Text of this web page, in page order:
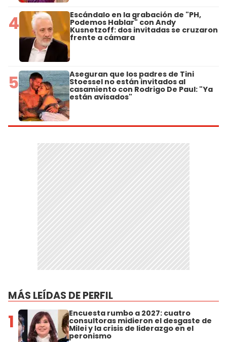
4 Escándalo en la grabación de "PH,
Podemos Hablar" con Andy
Kusnetzoff: dos invitadas se cruzaron
frente a cámara
5 Aseguran que los padres de Tini
Stoessel no están invitados al
casamiento con Rodrigo De Paul: "Ya
están avisados"
MÁS LEÍDAS DE PERFIL
1 Encuesta rumbo a 2027: cuatro
consultoras midieron el desgaste de
Milei y la crisis de liderazgo en el
peronismo